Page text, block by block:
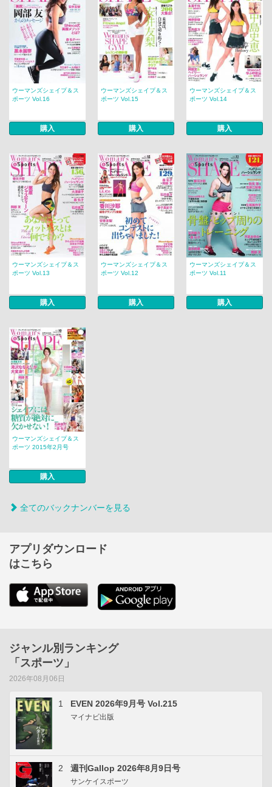
ウーマンズシェイプ＆ス
ポーツ Vol.16
購入
ウーマンズシェイプ＆ス
ポーツ Vol.15
購入
ウーマンズシェイプ＆ス
ポーツ Vol.14
購入
ウーマンズシェイプ＆ス
ポーツ Vol.13
購入
ウーマンズシェイプ＆ス
ポーツ Vol.12
購入
ウーマンズシェイプ＆ス
ポーツ Vol.11
購入
ウーマンズシェイプ＆ス
ポーツ 2015年2月号
購入
全てのバックナンバーを見る
アプリダウンロード
はこちら
ジャンル別ランキング
「スポーツ」
2026年08月06日
1 EVEN 2026年9月号 Vol.215
マイナビ出版
2 週刊Gallop 2026年8月9日号
サンケイスポーツ